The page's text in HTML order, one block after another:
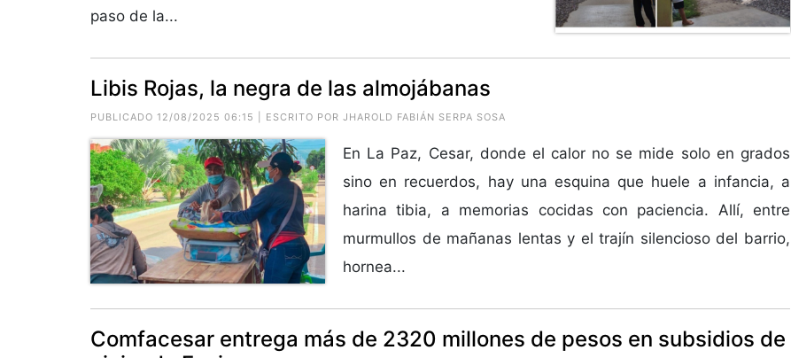
paso de la...
Libis Rojas, la negra de las almojábanas
PUBLICADO 12/08/2025 06:15 | ESCRITO POR JHAROLD FABIÁN SERPA SOSA
En La Paz, Cesar, donde el calor no se mide solo en grados
sino en recuerdos, hay una esquina que huele a infancia, a
harina tibia, a memorias cocidas con paciencia. Allí, entre
murmullos de mañanas lentas y el trajín silencioso del barrio,
hornea...
Comfacesar entrega más de 2320 millones de pesos en subsidios de